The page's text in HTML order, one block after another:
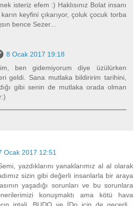
isteriz efem :) Haklısınız Bolat insanı
keyfini çıkarıyor, çoluk çocuk torba
bence Sezer...
8 Ocak 2017 19:18
ben gidemiyorum diye üzülürken
geldi. Sana mutlaka bildiririm tarihini,
gibi senin de mutlaka orada olman
Ocak 2017 12:51
yazdıklarını yanaklarımız al al olarak
sizin gibi değerli insanlarla bir araya
yaşadığı sorunları ve bu sorunlara
konuşmaktı ama kötü hava